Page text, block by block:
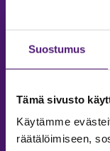
Suostumus
Tämä sivusto
Käytämme
räätälöimiseen,